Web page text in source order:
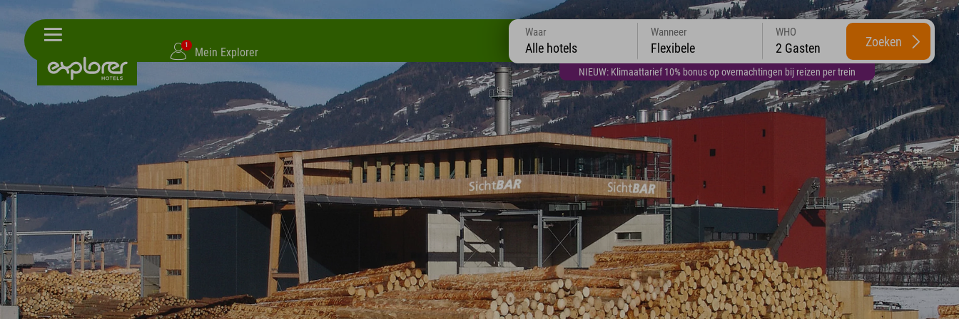
1
Mein Explorer
NIEUW: Klimaattarief 10% bonus op overnachtingen bij reizen per trein
Waar
Alle hotels
Wanneer
Flexibele
WHO
2 Gasten Zoeken